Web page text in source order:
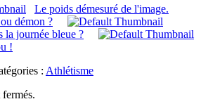
Le poids démesuré de l'image.
démon ?
la journée bleue ?
!
: Athlétisme